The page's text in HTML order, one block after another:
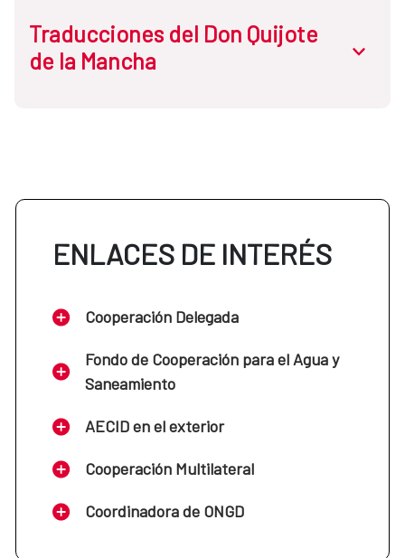
Traducciones del Don Quijote
de la Mancha
Chino
​​​​​​​Asunción, 2016.
ENLACES DE INTERÉS
Cooperación Delegada
Fondo de Cooperación para el Agua y
Saneamiento
AECID en el exterior
Cooperación Multilateral
Coordinadora de ONGD